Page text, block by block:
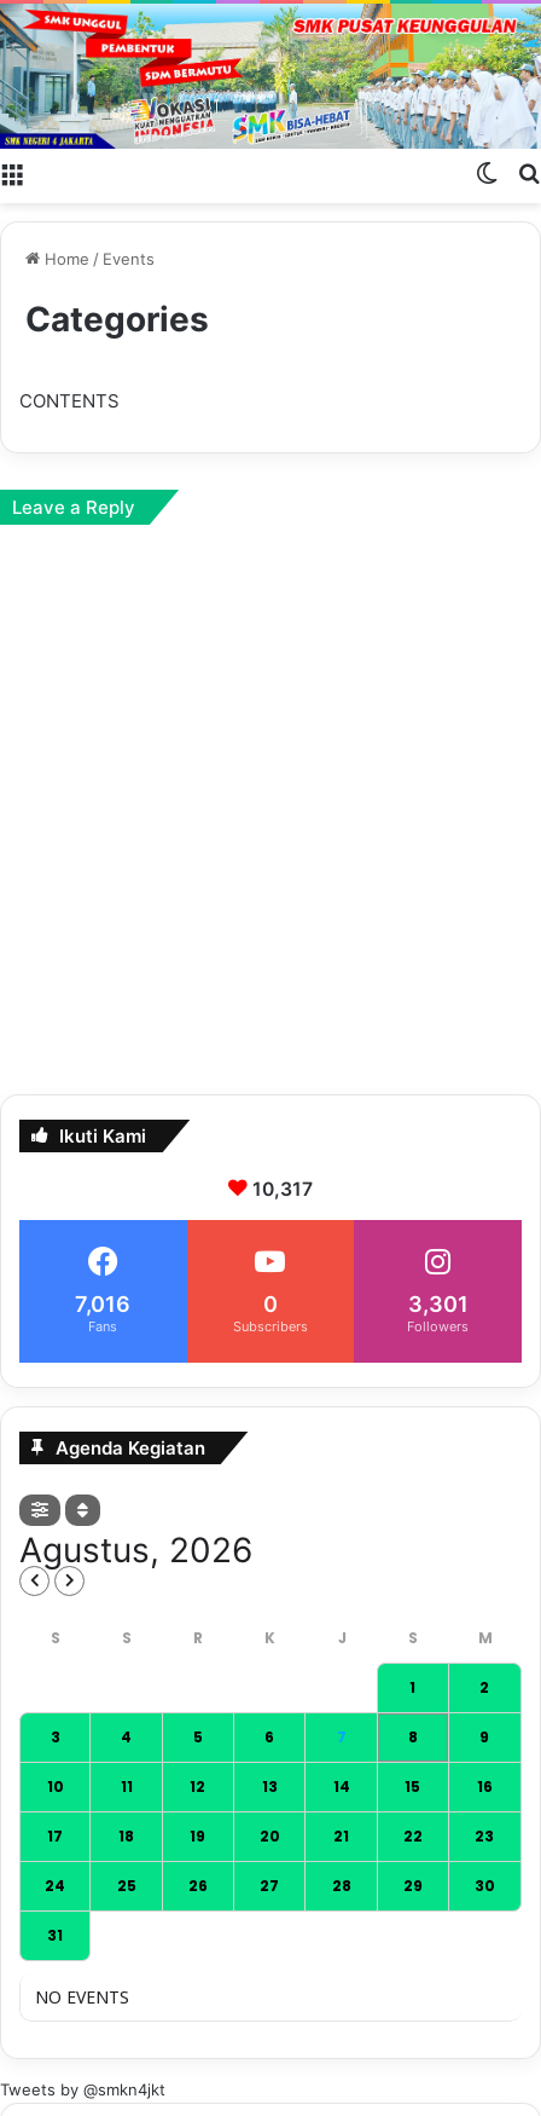
Home / Events
Categories
CONTENTS
Leave a Reply
Ikuti Kami
10,317
7,016
Fans
0
Subscribers
3,301
Followers
Agenda Kegiatan
Agustus, 2026
1 2
3 4 5 6 7 8 9
10 11 12 13 14 15 16
17 18 19 20 21 22 23
24 25 26 27 28 29 30
31
NO EVENTS
Tweets by @smkn4jkt